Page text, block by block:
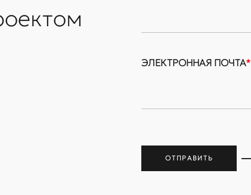
ЭЛЕКТРОННАЯ ПОЧТА*